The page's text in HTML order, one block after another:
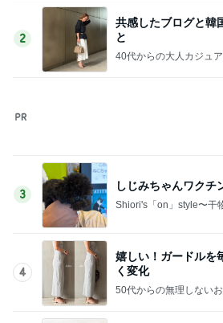
4
嬉しい！ガードルを
く変化
5
このジャンルの記事をもっと見る
神がかってる掃除機
Amebaトピックス 21時間前
クーラーで身体がだる重な